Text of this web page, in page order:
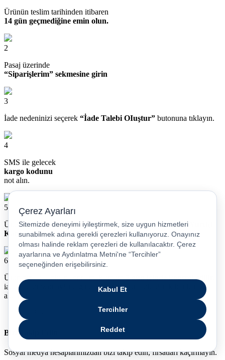
Ürünün teslim tarihinden itibaren
14 gün geçmediğine emin olun.
2
Pasaj üzerinde
“Siparişlerim” sekmesine girin
3
İade nedeninizi seçerek “İade Talebi OIuştur” butonuna tıklayın.
4
SMS ile gelecek
kargo kodunu
not alın.
5
Ürünü eksiksiz bir şekilde paketleyerek faturası ile birlikte
Kargo’ya 7 iş günü içinde teslim edin.
6
Ürün bize ulaştıktan sonra maksimum5 gün içinde kontrol edilir,
iade talebiniz onaylandığında paranız otomatik olarak bankanıza
aktarılır.
Bizi Takip Edin
Sosyal medya hesaplarımızdan bizi takip edin, fırsatları kaçırmayın.